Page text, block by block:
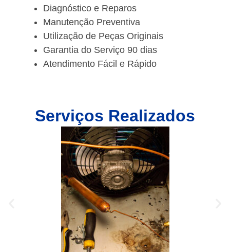
Diagnóstico e Reparos
Manutenção Preventiva
Utilização de Peças Originais
Garantia do Serviço 90 dias
Atendimento Fácil e Rápido
Serviços Realizados